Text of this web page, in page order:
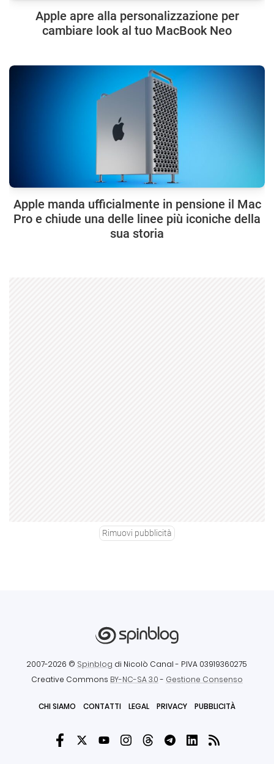
Apple apre alla personalizzazione per
cambiare look al tuo MacBook Neo
Apple manda ufficialmente in pensione il Mac
Pro e chiude una delle linee più iconiche della
sua storia
Rimuovi pubblicità
2007-2026 © Spinblog di Nicolò Canal - P.IVA 03919360275
Creative Commons BY-NC-SA 3.0- Gestione Consenso
CHI SIAMO CONTATTI LEGAL PRIVACY PUBBLICITÀ